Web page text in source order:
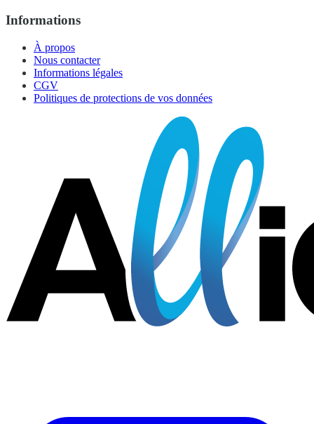
Informations
À propos
Nous contacter
Informations légales
CGV
Politiques de protections de vos données